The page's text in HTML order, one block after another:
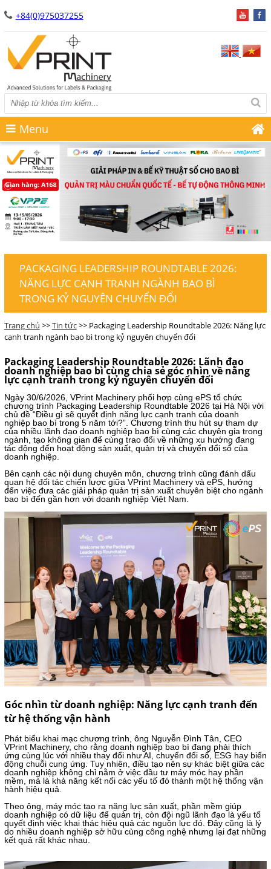
+84(0)975037255
Menu
PACKAGING LEADERSHIP ROUNDTABLE 2026:
NĂNG LỰC CẠNH TRANH NGÀNH BAO BÌ
TRONG KỶ NGUYÊN CHUYỂN ĐỔI
Trang chủ >>Tin tức>> Packaging Leadership Roundtable 2026: Năng lực
cạnh tranh ngành bao bì trong kỷ nguyên chuyển đổi
Packaging Leadership Roundtable 2026: Lãnh đạo
doanh nghiệp bao bì cùng chia sẻ góc nhìn về năng
lực cạnh tranh trong kỷ nguyên chuyển đổi
Ngày 30/6/2026, VPrint Machinery phối hợp cùng ePS tổ chức
chương trình Packaging Leadership Roundtable 2026 tại Hà Nội với
chủ đề “Điều gì sẽ quyết định năng lực cạnh tranh của doanh
nghiệp bao bì trong 5 năm tới?”. Chương trình thu hút sự tham dự
của nhiều lãnh đạo doanh nghiệp bao bì cùng các chuyên gia trong
ngành, tạo không gian để cùng trao đổi về những xu hướng đang
tác động đến hoạt động sản xuất, quản trị và chuyển đổi số của
doanh nghiệp.
Bên cạnh các nội dung chuyên môn, chương trình cũng đánh dấu
quan hệ đối tác chiến lược giữa VPrint Machinery và ePS, hướng
đến việc đưa các giải pháp quản trị sản xuất chuyên biệt cho ngành
bao bì đến gần hơn với doanh nghiệp Việt Nam.
Góc nhìn từ doanh nghiệp: Năng lực cạnh tranh đến
từ hệ thống vận hành
Phát biểu khai mạc chương trình, ông Nguyễn Đình Tân, CEO
VPrint Machinery, cho rằng doanh nghiệp bao bì đang phải thích
ứng cùng lúc với nhiều thay đổi như AI, chuyển đổi số, ESG hay biến
động chuỗi cung ứng. Tuy nhiên, điều tạo nên sự khác biệt giữa các
doanh nghiệp không chỉ nằm ở việc đầu tư máy móc hay phần
mềm, mà là khả năng kết nối các yếu tố đó thành một hệ thống vận
hành hiệu quả.
Theo ông, máy móc tạo ra năng lực sản xuất, phần mềm giúp
doanh nghiệp có dữ liệu để quản trị, còn đội ngũ lãnh đạo là yếu tố
quyết định việc khai thác hiệu quả các nguồn lực đó. Đây cũng là lý
do nhiều doanh nghiệp sở hữu cùng công nghệ nhưng lại đạt những
kết quả rất khác nhau.